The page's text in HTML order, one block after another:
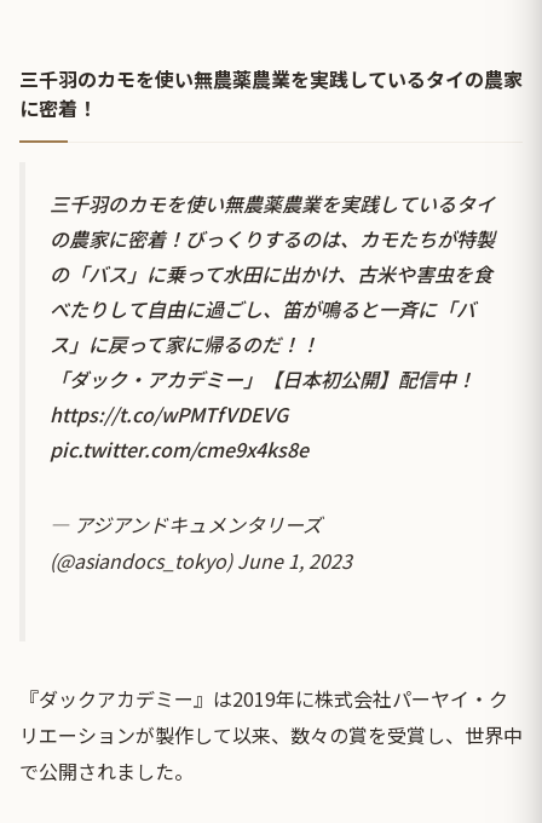
三千羽のカモを使い無農薬農業を実践しているタイの農家
に密着！
三千羽のカモを使い無農薬農業を実践しているタイ
の農家に密着！びっくりするのは、カモたちが特製
の「バス」に乗って水田に出かけ、古米や害虫を食
べたりして自由に過ごし、笛が鳴ると一斉に「バ
ス」に戻って家に帰るのだ！！
「ダック・アカデミー」【日本初公開】配信中！
https://t.co/wPMTfVDEVG
pic.twitter.com/cme9x4ks8e
— アジアンドキュメンタリーズ
(@asiandocs_tokyo)June 1, 2023
『ダックアカデミー』は2019年に株式会社パーヤイ・ク
リエーションが製作して以来、数々の賞を受賞し、世界中
で公開されました。